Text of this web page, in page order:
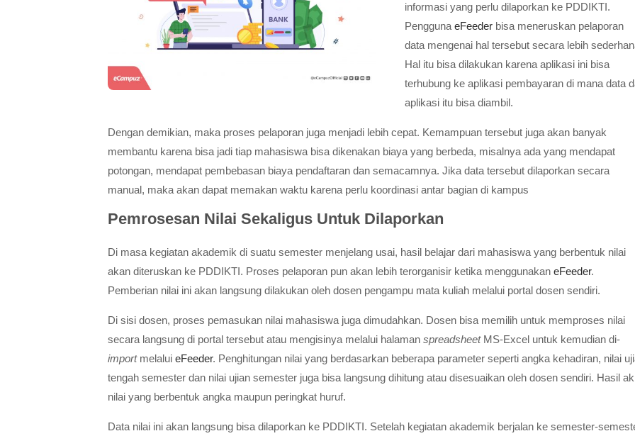
informasi yang perlu dilaporkan ke PDDIKTI.
Pengguna eFeeder bisa meneruskan pelaporan
data mengenai hal tersebut secara lebih
Hal itu bisa dilakukan karena aplikasi ini bisa
terhubung ke aplikasi pembayaran di mana data
aplikasi itu bisa diambil.
Dengan demikian, maka proses pelaporan juga menjadi lebih cepat. Kemampuan tersebut juga akan banyak
membantu karena bisa jadi tiap mahasiswa bisa dikenakan biaya yang berbeda, misalnya ada yang mendapat
potongan, mendapat pembebasan biaya pendaftaran dan semacamnya. Jika data tersebut dilaporkan secara
manual, maka akan dapat memakan waktu karena perlu koordinasi antar bagian di kampus
Pemrosesan Nilai Sekaligus Untuk Dilaporkan
Di masa kegiatan akademik di suatu semester menjelang usai, hasil belajar dari mahasiswa yang berbentuk nilai
akan diteruskan ke PDDIKTI. Proses pelaporan pun akan lebih terorganisir ketika menggunakan eFeeder.
Pemberian nilai ini akan langsung dilakukan oleh dosen pengampu mata kuliah melalui portal dosen sendiri.
Di sisi dosen, proses pemasukan nilai mahasiswa juga dimudahkan. Dosen bisa memilih untuk memproses nilai
secara langsung di portal tersebut atau mengisinya melalui halaman spreadsheet MS-Excel untuk kemudian di-
import melalui eFeeder. Penghitungan nilai yang berdasarkan beberapa parameter seperti angka kehadiran, nilai
tengah semester dan nilai ujian semester juga bisa langsung dihitung atau disesuaikan oleh dosen sendiri. Hasil
nilai yang berbentuk angka maupun peringkat huruf.
Data nilai ini akan langsung bisa dilaporkan ke PDDIKTI. Setelah kegiatan akademik berjalan ke semester-